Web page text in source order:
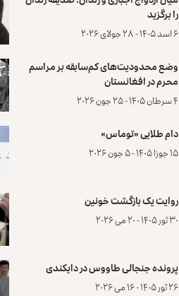
را برگزید
۶ اسد ۱۴۰۵ - ۲۸ جولای ۲۰۲۶
وضع محدودیت‌های کم‌سابقه بر مراسم
محرم در افغانستان
۴ سرطان ۱۴۰۵ - ۲۵ جون ۲۰۲۶
دام طلایی «توماس»
۱۵ جوزا ۱۴۰۵ - ۵ جون ۲۰۲۶
روایت یک بازگشت خونین
۳۰ ثور ۱۴۰۵ - ۲۰ می ۲۰۲۶
پرونده‌ جنجالی طاووس در دایکندی
۲۶ ثور ۱۴۰۵ - ۱۶ می ۲۰۲۶